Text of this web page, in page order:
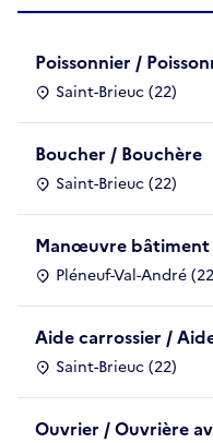
Poissonnier /
Saint-Brieuc (22)
Boucher / Bouchère
Saint-Brieuc (22)
Manœuvre bâtiment
Pléneuf-Val-André
Aide carrossier /
Saint-Brieuc (22)
Ouvrier / Ouvrière